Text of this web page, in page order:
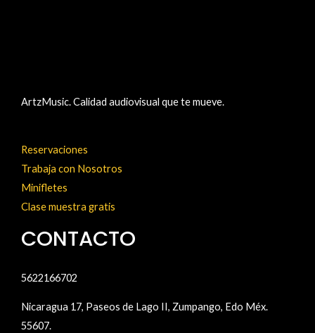
ArtzMusic. Calidad audiovisual que te mueve.
Reservaciones
Trabaja con Nosotros
Minifletes
Clase muestra gratis
CONTACTO
5622166702
Nicaragua 17, Paseos de Lago II, Zumpango, Edo Méx.
55607.